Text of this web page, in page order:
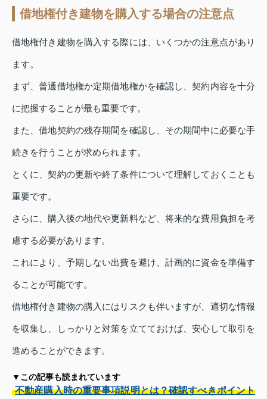
借地権付き建物を購入する場合の注意点
借地権付き建物を購入する際には、いくつかの注意点があり
ます。
まず、普通借地権か定期借地権かを確認し、契約内容を十分
に把握することが最も重要です。
また、借地契約の残存期間を確認し、その期間中に必要な手
続きを行うことが求められます。
とくに、契約の更新や終了条件について理解しておくことも
重要です。
さらに、購入後の地代や更新料など、将来的な費用負担を考
慮する必要があります。
これにより、予期しない出費を避け、計画的に資金を準備す
ることが可能です。
借地権付き建物の購入にはリスクも伴いますが、適切な情報
を収集し、しっかりと対策を立てておけば、安心して取引を
進めることができます。
▼この記事も読まれています
不動産購入時の重要事項説明とは？確認すべきポイント